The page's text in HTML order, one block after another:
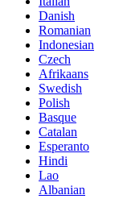
Danish
Romanian
Indonesian
Czech
Afrikaans
Swedish
Polish
Basque
Catalan
Esperanto
Hindi
Lao
Albanian